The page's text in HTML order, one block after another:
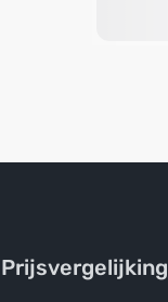
Prijsvergelijking